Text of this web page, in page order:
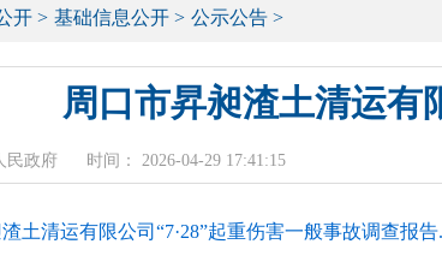
开 > 基础信息公开 > 公示公告 >
周口市昇昶渣土清运有
民政府 时间： 2026-04-29 17:41:15
土清运有限公司“7·28”起重伤害一般事故调查报告